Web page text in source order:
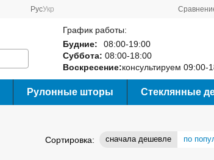
РусУкр
График работы:
Будние:
08:00-19:00
Суббота: 08:00-18:00
Воскресение:консультируем 09:00-
Рулонные шторы Стеклянные
Сортировка: сначала дешевле по